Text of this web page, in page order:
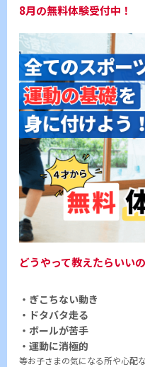
8月の無料体験受付中！
どうやって教えたらいい
・ぎこちない動き
・ドタバタ走る
・ボールが苦手
・運動に消極的
等お子さまの気になる所や心配